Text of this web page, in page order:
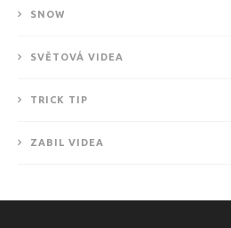
SNOW
SVĚTOVÁ VIDEA
TRICK TIP
ZABIL VIDEA